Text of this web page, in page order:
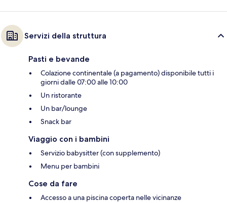
Servizi della struttura
Pasti e bevande
Colazione continentale (a pagamento) disponibile tutti i
giorni dalle 07:00 alle 10:00
Un ristorante
Un bar/lounge
Snack bar
Viaggio con i bambini
Servizio babysitter (con supplemento)
Menu per bambini
Cose da fare
Accesso a una piscina coperta nelle vicinanze